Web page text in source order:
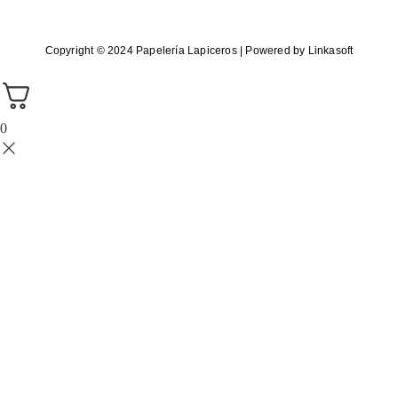
Copyright © 2024 Papelería Lapiceros | Powered by Linkasoft
0